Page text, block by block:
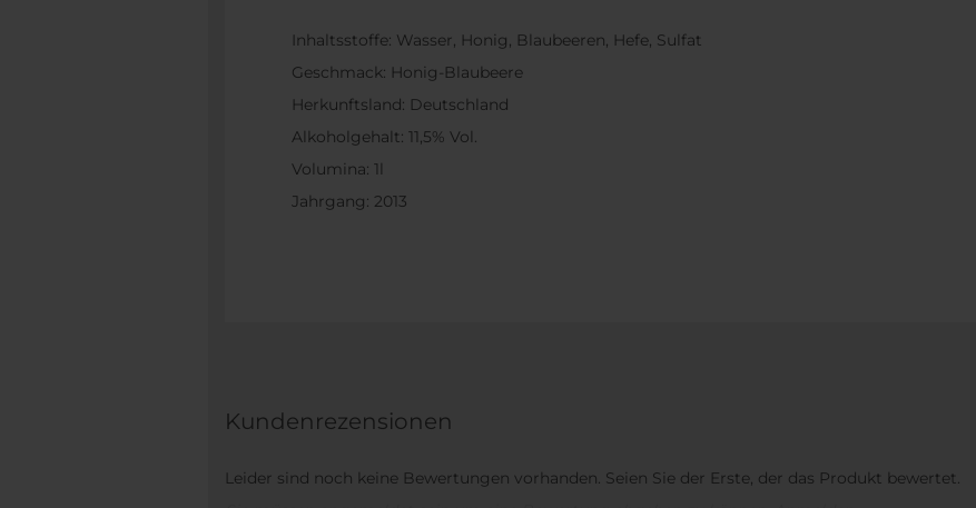
Inhaltsstoffe: Wasser, Honig, Blaubeeren, Hefe, Sulfat
Geschmack: Honig-Blaubeere
Herkunftsland: Deutschland
Alkoholgehalt: 11,5% Vol.
Volumina: 1l
Jahrgang: 2013
Kundenrezensionen
Leider sind noch keine Bewertungen vorhanden. Seien Sie der Erste, der das Produkt bewertet.